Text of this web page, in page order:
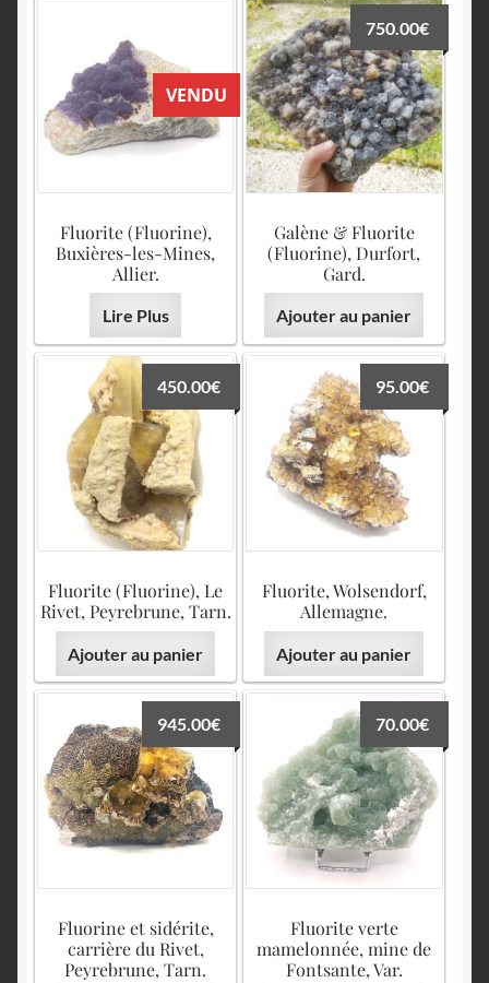
VENDU
Fluorite (Fluorine),
Buxières-les-Mines,
Allier.
Lire Plus
Galène & Fluorite
(Fluorine), Durfort,
Gard.
750.00€
Ajouter au panier
Fluorite (Fluorine), Le
Rivet, Peyrebrune, Tarn.
450.00€
Ajouter au panier
Fluorite, Wolsendorf,
Allemagne.
95.00€
Ajouter au panier
Fluorine et sidérite,
carrière du Rivet,
Peyrebrune, Tarn.
945.00€
Fluorite verte
mamelonnée, mine de
Fontsante, Var.
70.00€